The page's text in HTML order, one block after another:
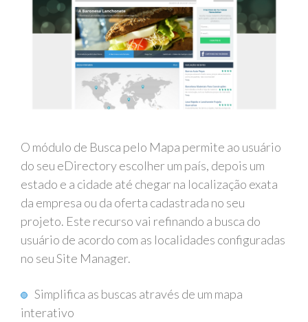
O módulo de Busca pelo Mapa permite ao usuário
do seu eDirectory escolher um país, depois um
estado e a cidade até chegar na localização exata
da empresa ou da oferta cadastrada no seu
projeto. Este recurso vai refinando a busca do
usuário de acordo com as localidades configuradas
no seu Site Manager.
Simplifica as buscas através de um mapa
interativo